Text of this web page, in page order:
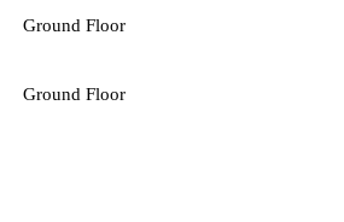
Ground Floor
Ground Floor